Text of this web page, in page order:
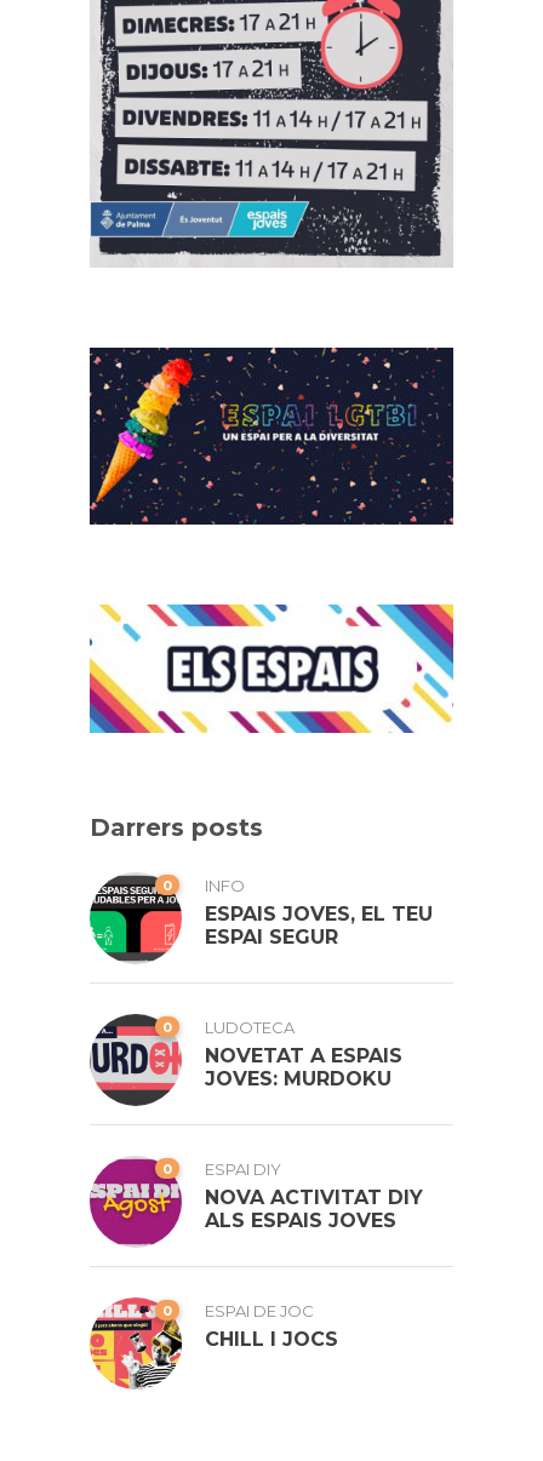
Darrers posts
0 INFO
ESPAIS JOVES, EL TEU
ESPAI SEGUR
0 LUDOTECA
NOVETAT A ESPAIS
JOVES: MURDOKU
0 ESPAI DIY
NOVA ACTIVITAT DIY
ALS ESPAIS JOVES
0 ESPAI DE JOC
CHILL I JOCS